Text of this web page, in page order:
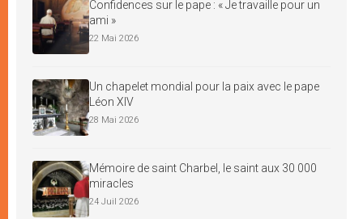
Confidences sur le pape : « Je travaille pour un
ami »
22 Mai 2026
Un chapelet mondial pour la paix avec le pape
Léon XIV
28 Mai 2026
Mémoire de saint Charbel, le saint aux 30 000
miracles
24 Juil 2026